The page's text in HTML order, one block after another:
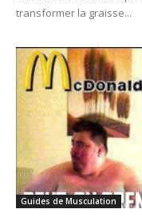
transformer la graisse...
Guides de Musculation